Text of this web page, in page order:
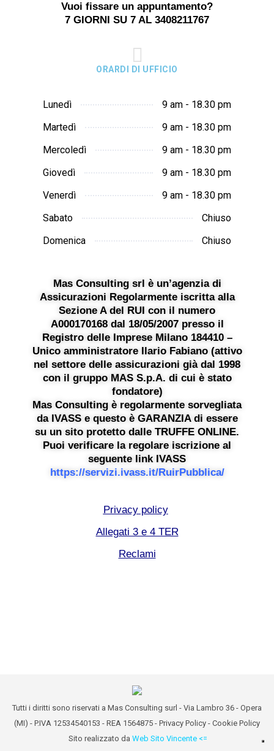
Vuoi fissare un appuntamento?
7 GIORNI SU 7 AL 3408211767
ORARDI DI UFFICIO
Lunedì
9 am - 18.30 pm
Martedì
9 am - 18.30 pm
Mercoledì
9 am - 18.30 pm
Giovedì
9 am - 18.30 pm
Venerdì
9 am - 18.30 pm
Sabato
Chiuso
Domenica
Chiuso
Mas Consulting srl è un’agenzia di
Assicurazioni Regolarmente iscritta alla
Sezione A del RUI con il numero
A000170168 dal 18/05/2007 presso il
Registro delle Imprese Milano 184410 –
Unico amministratore Ilario Fabiano (attivo
nel settore delle assicurazioni già dal 1998
con il gruppo MAS S.p.A. di cui è stato
fondatore)
Mas Consulting è regolarmente sorvegliata
da IVASS e questo è GARANZIA di essere
su un sito protetto dalle TRUFFE ONLINE.
Puoi verificare la regolare iscrizione al
seguente link IVASS
https://servizi.ivass.it/RuirPubblica/
Privacy policy
Allegati 3 e 4 TER
Reclami
Tutti i diritti sono riservati a Mas Consulting surl - Via Lambro 36 - Opera
(MI) - P.IVA 12534540153 - REA 1564875 - Privacy Policy - Cookie Policy
Sito realizzato da Web Sito Vincente <=